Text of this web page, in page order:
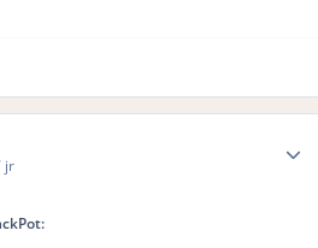
jr